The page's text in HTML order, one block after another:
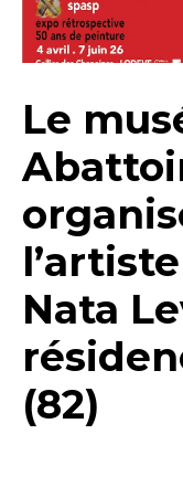
Le
Nata
(82)